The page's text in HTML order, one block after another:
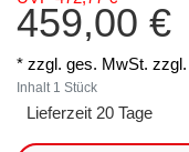
459,00 €
* zzgl. ges. MwSt. zzgl.
Inhalt 1 Stück
Lieferzeit 20 Tage